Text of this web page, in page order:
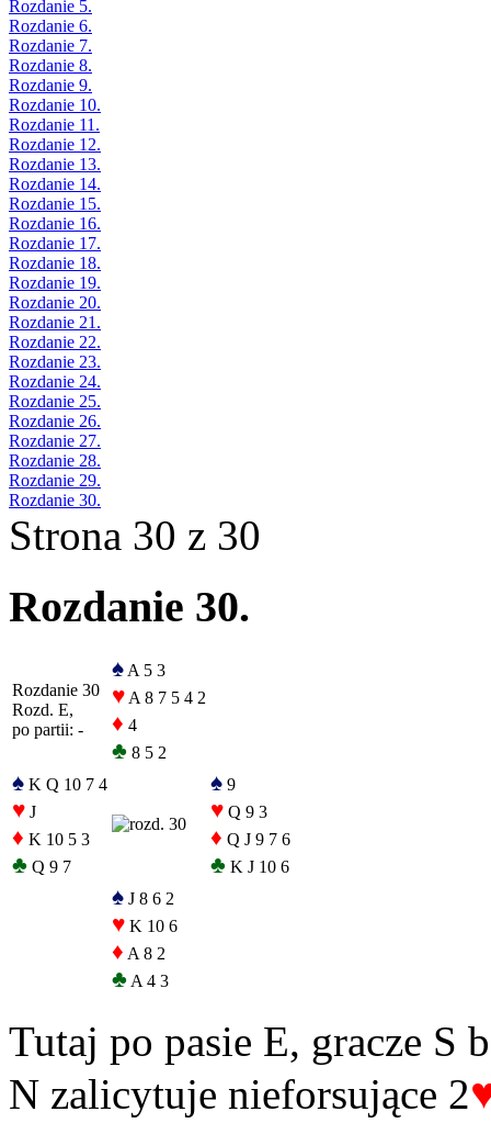
Rozdanie 5.
Rozdanie 6.
Rozdanie 7.
Rozdanie 8.
Rozdanie 9.
Rozdanie 10.
Rozdanie 11.
Rozdanie 12.
Rozdanie 13.
Rozdanie 14.
Rozdanie 15.
Rozdanie 16.
Rozdanie 17.
Rozdanie 18.
Rozdanie 19.
Rozdanie 20.
Rozdanie 21.
Rozdanie 22.
Rozdanie 23.
Rozdanie 24.
Rozdanie 25.
Rozdanie 26.
Rozdanie 27.
Rozdanie 28.
Rozdanie 29.
Rozdanie 30.
Strona 30 z 30
Rozdanie 30.
Rozdanie 30
Rozd. E,
po partii: -
♠ A 5 3
♥ A 8 7 5 4 2
♦ 4
♣ 8 5 2
♠ K Q 10 7 4
♥ J
♦ K 10 5 3
♣ Q 9 7
♠ 9
♥ Q 9 3
♦ Q J 9 7 6
♣ K J 10 6
♠ J 8 6 2
♥ K 10 6
♦ A 8 2
♣ A 4 3
Tutaj po pasie E, gracze S
N zalicytuje nieforsujące 2